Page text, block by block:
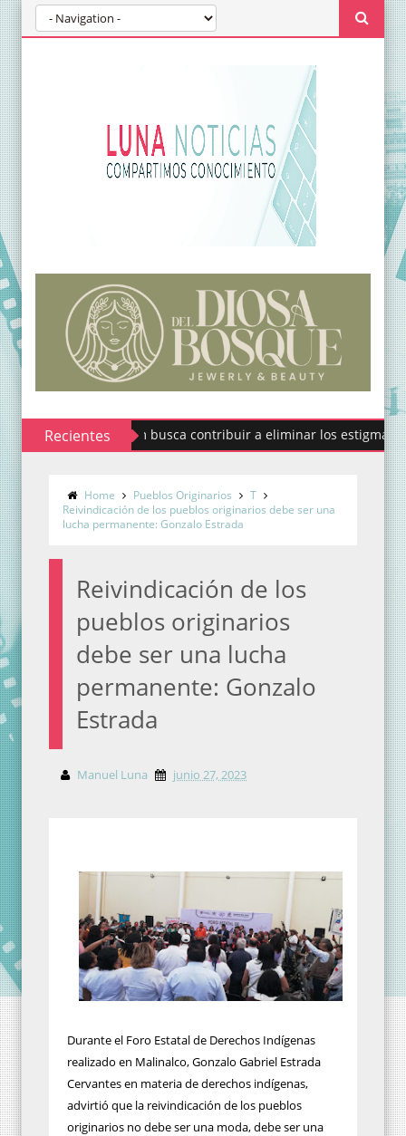
Recientes
Codhem busca contribuir a eliminar los estigmas y mitos
Home Pueblos Originarios
T
Reivindicación de los pueblos originarios debe ser una
lucha permanente: Gonzalo Estrada
Reivindicación de los
pueblos originarios
debe ser una lucha
permanente: Gonzalo
Estrada
Manuel Luna junio 27, 2023
Durante el Foro Estatal de Derechos Indígenas
realizado en Malinalco, Gonzalo Gabriel Estrada
Cervantes en materia de derechos indígenas,
advirtió que la reivindicación de los pueblos
originarios no debe ser una moda, debe ser una